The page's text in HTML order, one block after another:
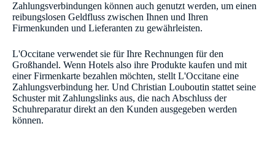
Zahlungsverbindungen können auch genutzt werden, um einen
reibungslosen Geldfluss zwischen Ihnen und Ihren
Firmenkunden und Lieferanten zu gewährleisten.
L'Occitane verwendet sie für Ihre Rechnungen für den
Großhandel. Wenn Hotels also ihre Produkte kaufen und mit
einer Firmenkarte bezahlen möchten, stellt L'Occitane eine
Zahlungsverbindung her. Und Christian Louboutin stattet seine
Schuster mit Zahlungslinks aus, die nach Abschluss der
Schuhreparatur direkt an den Kunden ausgegeben werden
können.